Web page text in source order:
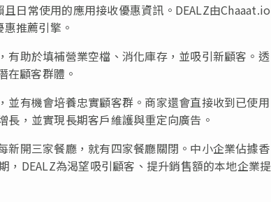
日常使用的應用接收優惠資訊。DEALZ由Chaaat.io
推薦引擎。
有助於填補營業空檔、消化庫存，並吸引新顧客。透
在顧客群體。
並有機會培養忠實顧客群。商家還會直接收到已使用
長，並實現長期客戶維護與重定向廣告。
新開三家餐廳，就有四家餐廳關閉。中小企業佔據香
DEALZ為渴望吸引顧客、提升銷售額的本地企業提